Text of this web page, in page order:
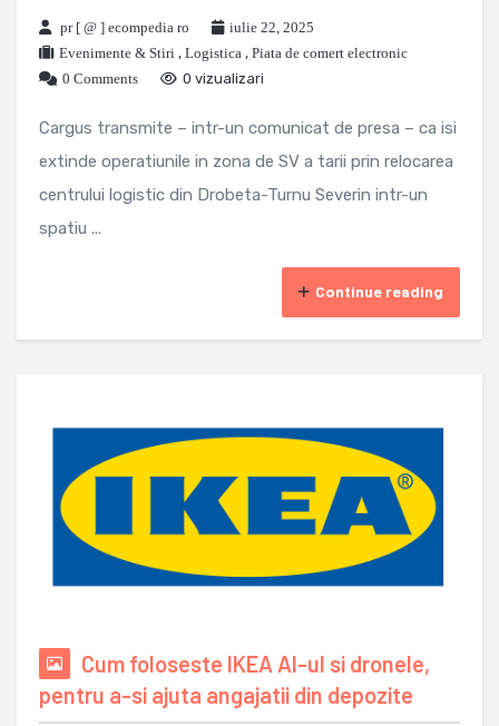
pr [ @ ] ecompedia ro
iulie 22, 2025
Evenimente & Stiri , Logistica , Piata de comert electronic
0 Comments
0 vizualizari
Cargus transmite – intr-un comunicat de presa – ca isi
extinde operatiunile in zona de SV a tarii prin relocarea
centrului logistic din Drobeta-Turnu Severin intr-un
spatiu ...
Continue reading
Cum foloseste IKEA AI-ul si dronele,
pentru a-si ajuta angajatii din depozite